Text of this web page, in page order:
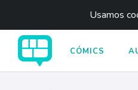
Usamos
CÓMICS